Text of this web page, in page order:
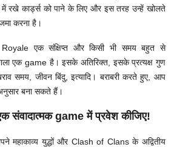
रखे कार्ड्स को पाने के लिए और इस तरह उन्हें खोलते
करना है।
एक संक्षिप्त और किसी भी समय बहुत से
वाला एक game है। इसके अतिरिक्त, इसके प्रत्यक्ष गुण
समय, जीवन बिंदु, इत्यादि। बराबरी करते हुए, आप
बना सकते हैं।
संवादात्मक game में प्रवेश कीजिए!
महाकाव्य युद्धों और Clash of Clans के अद्वितीय